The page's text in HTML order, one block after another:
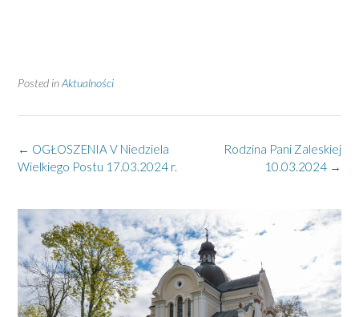
Posted inAktualności
Post
navigation
Rodzina Pani Zaleskiej
10.03.2024 →
← OGŁOSZENIA V Niedziela
Wielkiego Postu 17.03.2024 r.